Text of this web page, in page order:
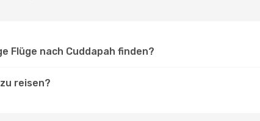
Flüge nach Cuddapah finden?
reisen?